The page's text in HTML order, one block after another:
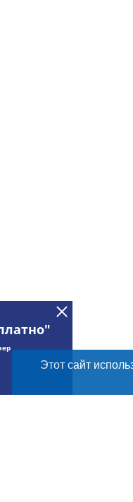
Этот сайт